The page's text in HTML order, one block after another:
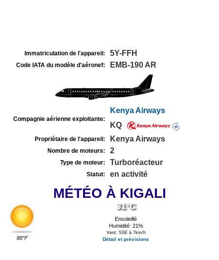
Immatriculation de l'appareil: 5Y-FFH
Code IATA du modèle d'aéronef: EMB-190 AR
Compagnie aérienne exploitante:
Kenya Airways
KQ
Propriétaire de l'appareil: Kenya Airways
Nombre de moteurs: 2
Type de moteur: Turboréacteur
Statut: en activité
MÉTÉO À KIGALI
88°F
31°C
Ensoleillé
Humidité: 21%
Vent: SSE à 7km/h
Détail et prévisions